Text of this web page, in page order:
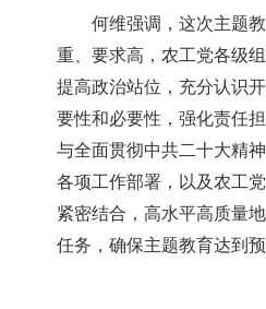
何维强调，这次主题
重、要求高，农工党各级
提高政治站位，充分认识
要性和必要性，强化责任
与全面贯彻中共二十大精
各项工作部署，以及农工
紧密结合，高水平高质量
任务，确保主题教育达到预